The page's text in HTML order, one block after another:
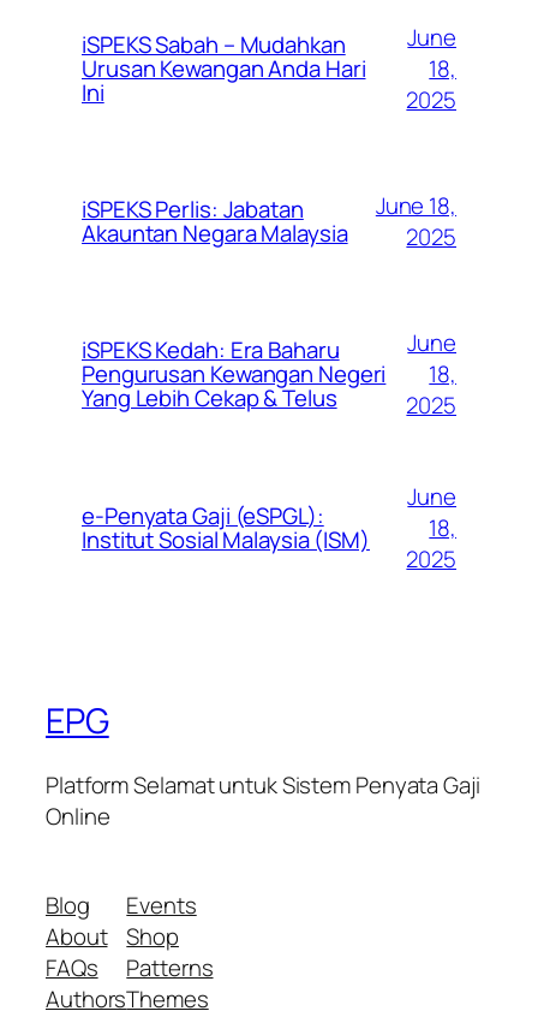
iSPEKS Sabah – Mudahkan
Urusan Kewangan Anda Hari
Ini
June
18,
2025
iSPEKS Perlis: Jabatan
Akauntan Negara Malaysia
June 18,
2025
iSPEKS Kedah: Era Baharu
Pengurusan Kewangan Negeri
Yang Lebih Cekap & Telus
June
18,
2025
e-Penyata Gaji (eSPGL):
Institut Sosial Malaysia (ISM)
June
18,
2025
EPG
Platform Selamat untuk Sistem Penyata Gaji
Online
Blog
About
FAQs
Authors
Events
Shop
Patterns
Themes